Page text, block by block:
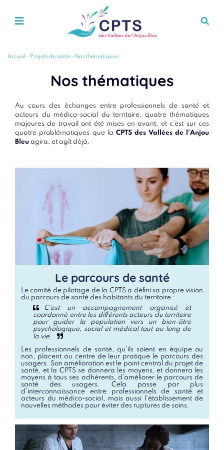
Accueil - Projets de santé - Nos thématiques
Nos thématiques
Au cours des échanges entre professionnels de santé et
acteurs du médico-social du territoire, quatre thématiques
majeures de travail ont été mises en avant, et c’est sur ces
quatre problématiques que la CPTS des Vallées de l’Anjou
Bleu agira, et agît déjà.
Le parcours de santé
Le comité de pilotage de la CPTS a défini sa propre vision
du parcours de santé des habitants du territoire :
C’est un accompagnement organisé et
coordonné entre les différents acteurs du territoire
pour guider la population vers un bien-être
psychologique, social et médical tout au long de
la vie.
Les professionnels de santé, qu’ils soient en équipe ou
non, placent au centre de leur pratique le parcours des
usagers. Son amélioration est le point central du projet de
santé, et la CPTS se donnera les moyens, et donnera les
moyens à tous ses adhérents, d’améliorer le parcours de
santé des usagers. Cela passe par plus
d’interconnaissance entre professionnels de santé et
acteurs du médico-social, mais aussi l’établissement de
nouvelles méthodes pour éviter des ruptures de soins.